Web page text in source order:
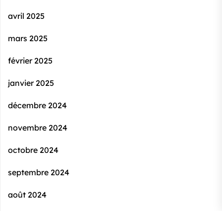
avril 2025
mars 2025
février 2025
janvier 2025
décembre 2024
novembre 2024
octobre 2024
septembre 2024
août 2024